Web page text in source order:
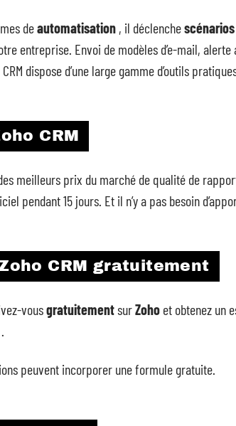
deautomatisation , il déclenche
entreprise. Envoi de modèles d’e-mail,
dispose d’une large gamme d’outils
CRM
meilleurs prix du marché de qualité de
pendant 15 jours. Et il n’y a pas besoin
CRM gratuitement
vousgratuitementsurZoho et obtenez un
.
peuvent incorporer une formule gratuite.